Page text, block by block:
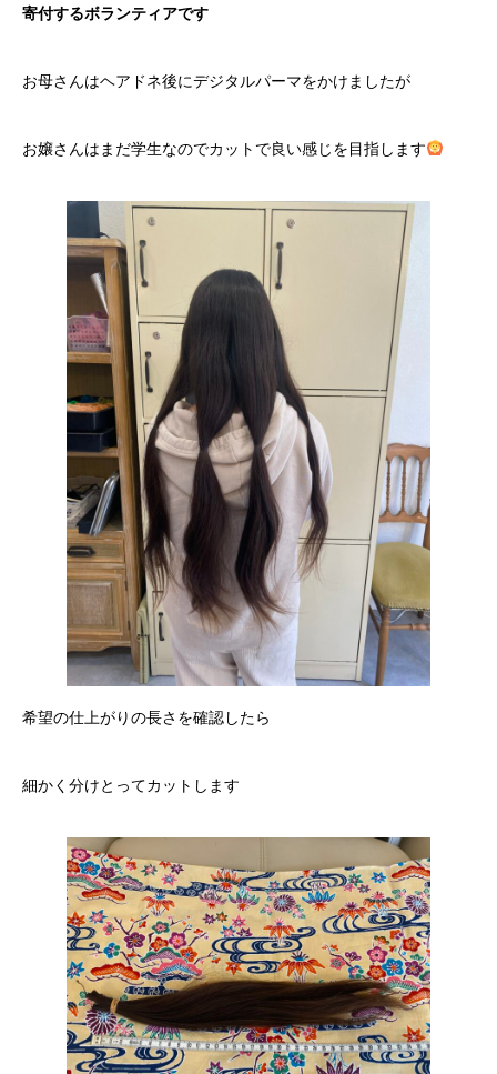
寄付するボランティアです
お母さんはヘアドネ後にデジタルパーマをかけましたが
お嬢さんはまだ学生なのでカットで良い感じを目指します
希望の仕上がりの長さを確認したら
細かく分けとってカットします